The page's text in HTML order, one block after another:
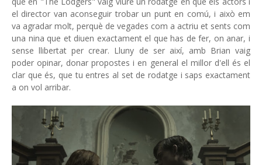
el director van aconseguir trobar un punt en comú, i això em
va agradar molt, perquè de vegades com a actriu et sents com
una nina que et diuen exactament el que has de fer, on anar, i
sense llibertat per crear. Lluny de ser així, amb Brian vaig
poder opinar, donar propostes i en general el millor d'ell és el
clar que és, que tu entres al set de rodatge i saps exactament
a on vol arribar.